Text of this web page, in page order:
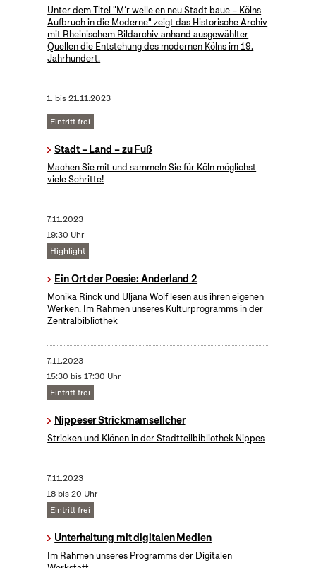
Unter dem Titel "M’r welle en neu Stadt baue – Kölns
Aufbruch in die Moderne" zeigt das Historische Archiv
mit Rheinischem Bildarchiv anhand ausgewählter
Quellen die Entstehung des modernen Kölns im 19.
Jahrhundert.
1. bis21.11.2023
Eintritt frei
Stadt – Land – zu Fuß
Machen Sie mit und sammeln Sie für Köln möglichst
viele Schritte!
7.11.2023
19:30 Uhr
Highlight
Ein Ort der Poesie: Anderland 2
Monika Rinck und Uljana Wolf lesen aus ihren eigenen
Werken. Im Rahmen unseres Kulturprogramms in der
Zentralbibliothek
7.11.2023
15:30 bis 17:30 Uhr
Eintritt frei
Nippeser Strickmamsellcher
Stricken und Klönen in der Stadtteilbibliothek Nippes
7.11.2023
18 bis 20 Uhr
Eintritt frei
Unterhaltung mit digitalen Medien
Im Rahmen unseres Programms der Digitalen